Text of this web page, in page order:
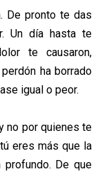
De pronto te das
Un día hasta te
te causaron,
ha borrado
igual o peor.
no por quienes te
eres más que la
De que